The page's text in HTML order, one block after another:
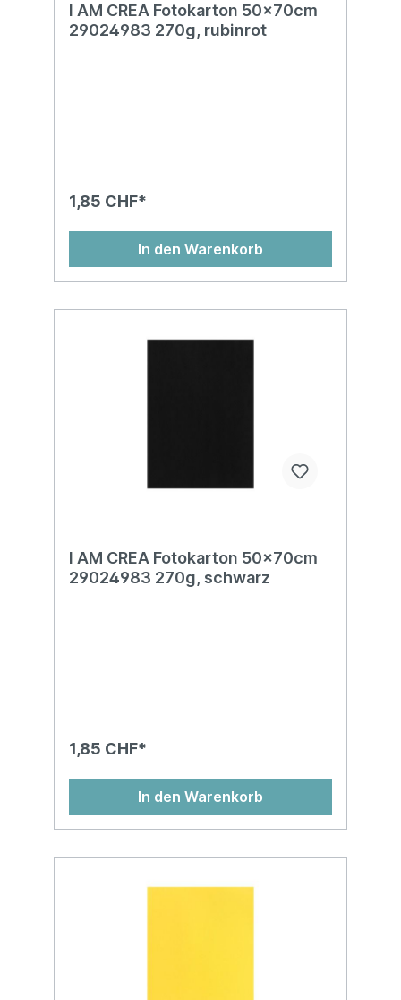
I AM CREA Fotokarton 50x70cm
29024983 270g, rubinrot
1,85 CHF*
In den Warenkorb
I AM CREA Fotokarton 50x70cm
29024983 270g, schwarz
1,85 CHF*
In den Warenkorb